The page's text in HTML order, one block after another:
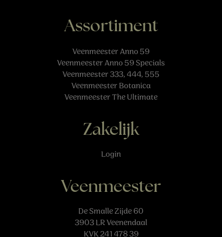
Assortiment
Veenmeester Anno 59
Veenmeester Anno 59 Specials
Veenmeester 333, 444, 555
Veenmeester Botanica
Veenmeester The Ultimate
Zakelijk
Login
Veenmeester
De Smalle Zijde 60
3903 LR Veenendaal
KVK 241 478 39